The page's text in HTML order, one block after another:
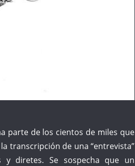
parte de los cientos de miles que
transcripción de una “entrevista”
diretes. Se sospecha que un